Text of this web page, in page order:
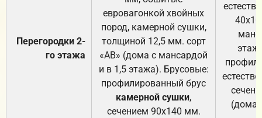
Перегородки 2-
го этажа
евровагонкой хвойных
пород, камерной сушки,
толщиной 12,5 мм. сорт
«АВ» (дома с мансардой
и в 1,5 этажа). Брусовые:
профилированный брус
камерной сушки,
сечением 90х140 мм.
(дома